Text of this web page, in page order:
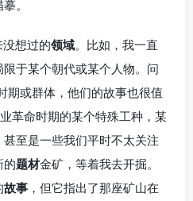
。
想过的领域。比如，我一直
于某个朝代或某个人物。问
期或群体，他们的故事也很值
革命时期的某个特殊工种，某
至是一些我们平时不太关注
的题材金矿，等着我去开掘。
故事 ，但它指出了那座矿山在